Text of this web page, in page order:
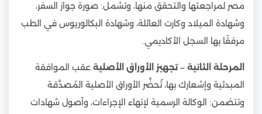
مصر لمراجعتها والتحقق منها، وتشمل: صورة جواز السفر،
وشهادة الميلاد وكارت العائلة، وشهادة البكالوريوس في الطب
مرفقًا بها السجل الأكاديمي.
المرحلة الثانية – تجهيز الأوراق الأصلية عقب الموافقة
المبدئية وإشعارك بها، تُحضَّر الأوراق الأصلية المُصدَّقة
وتتضمن: الوكالة الرسمية لإنهاء الإجراءات، وأصول شهادات